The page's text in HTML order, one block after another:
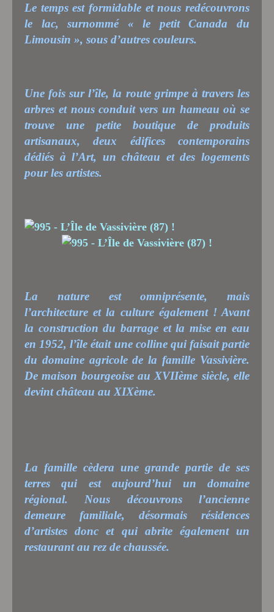
Le temps est formidable et nous redécouvrons
le lac, surnommé « le petit Canada du
Limousin », sous d’autres couleurs.
Une fois sur l’île, la route grimpe à travers les
arbres et nous conduit vers un hameau où se
trouve une petite boutique de produits
artisanaux, deux édifices contemporains
dédiés à l’Art, un château et des logements
pour les artistes.
La nature est omniprésente, mais
l’architecture et la culture également ! Avant
la construction du barrage et la mise en eau
en 1952, l’île était une colline qui faisait partie
du domaine agricole de la famille Vassivière.
De maison bourgeoise au XVIIème siècle, elle
devint château au XIXème.
La famille cèdera une grande partie de ses
terres qui est aujourd’hui un domaine
régional. Nous découvrons l’ancienne
demeure familiale, désormais résidences
d’artistes donc et qui abrite également un
restaurant au rez de chaussée.